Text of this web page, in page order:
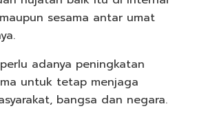
sesama antar umat
adanya peningkatan
untuk tetap menjaga
bangsa dan negara.